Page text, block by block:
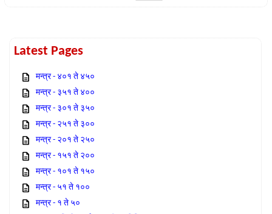
Latest Pages
मन्त्र - ४०१ ते ४५०
मन्त्र - ३५१ ते ४००
मन्त्र - ३०१ ते ३५०
मन्त्र - २५१ ते ३००
मन्त्र - २०१ ते २५०
मन्त्र - १५१ ते २००
मन्त्र - १०१ ते १५०
मन्त्र - ५१ ते १००
मन्त्र - १ ते ५०